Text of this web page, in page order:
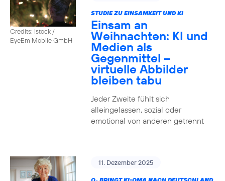
Credits: istock /
EyeEm Mobile GmbH
STUDIE ZU EINSAMKEIT UND KI
Einsam an
Weihnachten: KI und
Medien als
Gegenmittel –
virtuelle Abbilder
bleiben tabu
Jeder Zweite fühlt sich
alleingelassen, sozial oder
emotional von anderen getrennt
11. Dezember 2025